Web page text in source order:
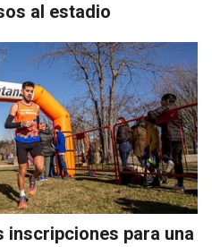
al estadio
inscripciones para una